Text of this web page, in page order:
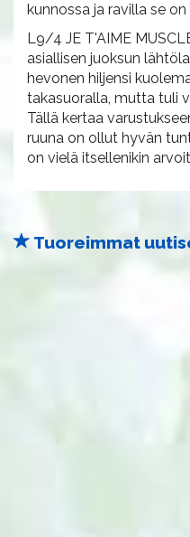
kunnossa ja ravilla se
L9/4 JE T'AIME
asiallisen juoksun
hevonen hiljensi
takasuoralla, mutta tuli
Tällä kertaa
ruuna on ollut hyvän
on vielä itsellenikin
Tuoreimmat